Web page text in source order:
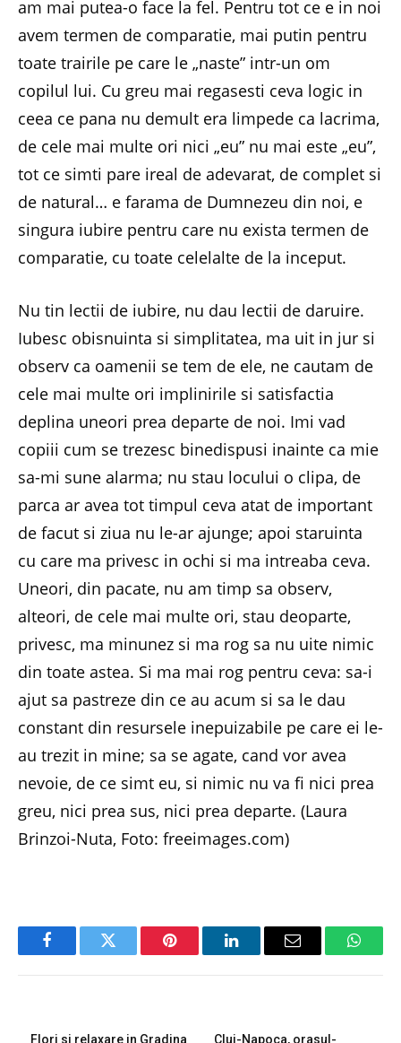
am mai putea-o face la fel. Pentru tot ce e in noi
avem termen de comparatie, mai putin pentru
toate trairile pe care le „naste” intr-un om
copilul lui. Cu greu mai regasesti ceva logic in
ceea ce pana nu demult era limpede ca lacrima,
de cele mai multe ori nici „eu” nu mai este „eu”,
tot ce simti pare ireal de adevarat, de complet si
de natural… e farama de Dumnezeu din noi, e
singura iubire pentru care nu exista termen de
comparatie, cu toate celelalte de la inceput.
Nu tin lectii de iubire, nu dau lectii de daruire.
Iubesc obisnuinta si simplitatea, ma uit in jur si
observ ca oamenii se tem de ele, ne cautam de
cele mai multe ori implinirile si satisfactia
deplina uneori prea departe de noi. Imi vad
copiii cum se trezesc binedispusi inainte ca mie
sa-mi sune alarma; nu stau locului o clipa, de
parca ar avea tot timpul ceva atat de important
de facut si ziua nu le-ar ajunge; apoi staruinta
cu care ma privesc in ochi si ma intreaba ceva.
Uneori, din pacate, nu am timp sa observ,
alteori, de cele mai multe ori, stau deoparte,
privesc, ma minunez si ma rog sa nu uite nimic
din toate astea. Si ma mai rog pentru ceva: sa-i
ajut sa pastreze din ce au acum si sa le dau
constant din resursele inepuizabile pe care ei le-
au trezit in mine; sa se agate, cand vor avea
nevoie, de ce simt eu, si nimic nu va fi nici prea
greu, nici prea sus, nici prea departe. (Laura
Brinzoi-Nuta, Foto: freeimages.com)
FacebookTwitter Pinterest LinkedInEmail
Flori si relaxare in Gradina
Cluj-Napoca, orasul-